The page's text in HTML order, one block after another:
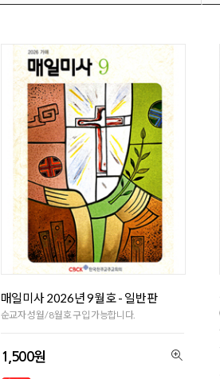
매일미사 2026년 9월호 - 일반판
순교자 성월/ 8월호 구입 가능합니다.
1,500원